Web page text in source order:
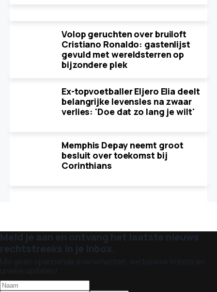
Volop geruchten over bruiloft
Cristiano Ronaldo: gastenlijst
gevuld met wereldsterren op
bijzondere plek
Ex-topvoetballer Eljero Elia deelt
belangrijke levensles na zwaar
verlies: 'Doe dat zo lang je wilt'
Memphis Depay neemt groot
besluit over toekomst bij
Corinthians
Meld je aan en ontvang het laatste nieuws
rechtstreeks in je inbox.
Mis geen spannende evenementen, exclusieve tickets en
unieke updates!